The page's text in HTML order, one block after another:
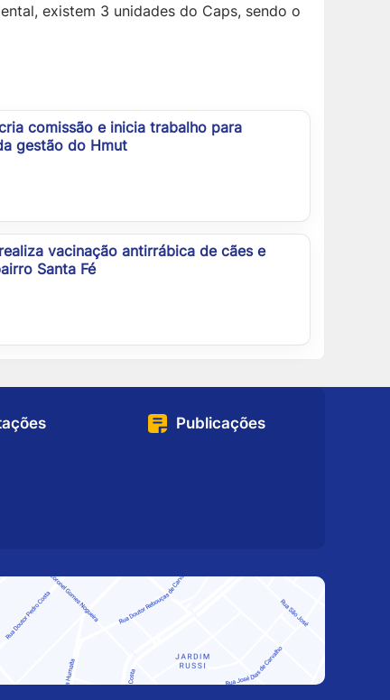
existem 3 unidades do Caps, sendo o
comissão e inicia trabalho para
gestão do Hmut
vacinação antirrábica de cães e
Santa Fé
Publicações